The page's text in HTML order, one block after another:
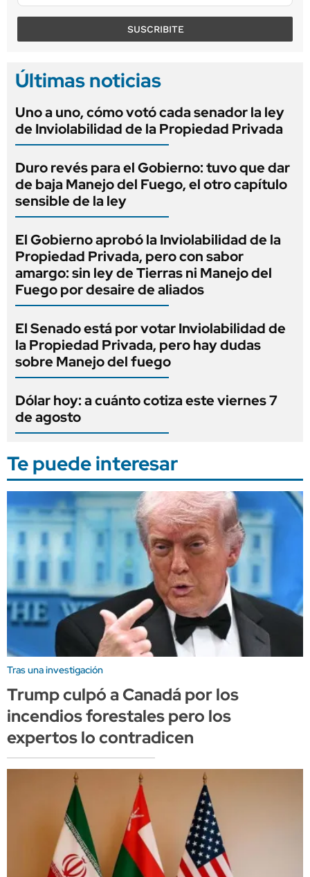
SUSCRIBITE
Últimas noticias
Uno a uno, cómo votó cada senador la ley
de Inviolabilidad de la Propiedad Privada
Duro revés para el Gobierno: tuvo que dar
de baja Manejo del Fuego, el otro capítulo
sensible de la ley
El Gobierno aprobó la Inviolabilidad de la
Propiedad Privada, pero con sabor
amargo: sin ley de Tierras ni Manejo del
Fuego por desaire de aliados
El Senado está por votar Inviolabilidad de
la Propiedad Privada, pero hay dudas
sobre Manejo del fuego
Dólar hoy: a cuánto cotiza este viernes 7
de agosto
Te puede interesar
Tras una investigación
Trump culpó a Canadá por los
incendios forestales pero los
expertos lo contradicen